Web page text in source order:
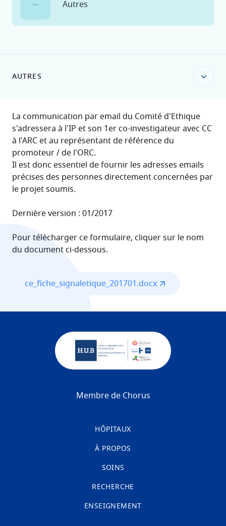
Autres
AUTRES
La communication par email du Comité d'Ethique
s'adressera à l'IP et son 1er co-investigateur avec CC
à l'ARC et au représentant de référence du
promoteur / de l'ORC.
Il est donc essentiel de fournir les adresses emails
précises des personnes directement concernées par
le projet soumis.
Dernière version : 01/2017
Pour télécharger ce formulaire, cliquer sur le nom
du document ci-dessous.
ce_fiche_signaletique_201701.docx
Membre de Chorus
HÔPITAUX
À PROPOS
SOINS
RECHERCHE
ENSEIGNEMENT